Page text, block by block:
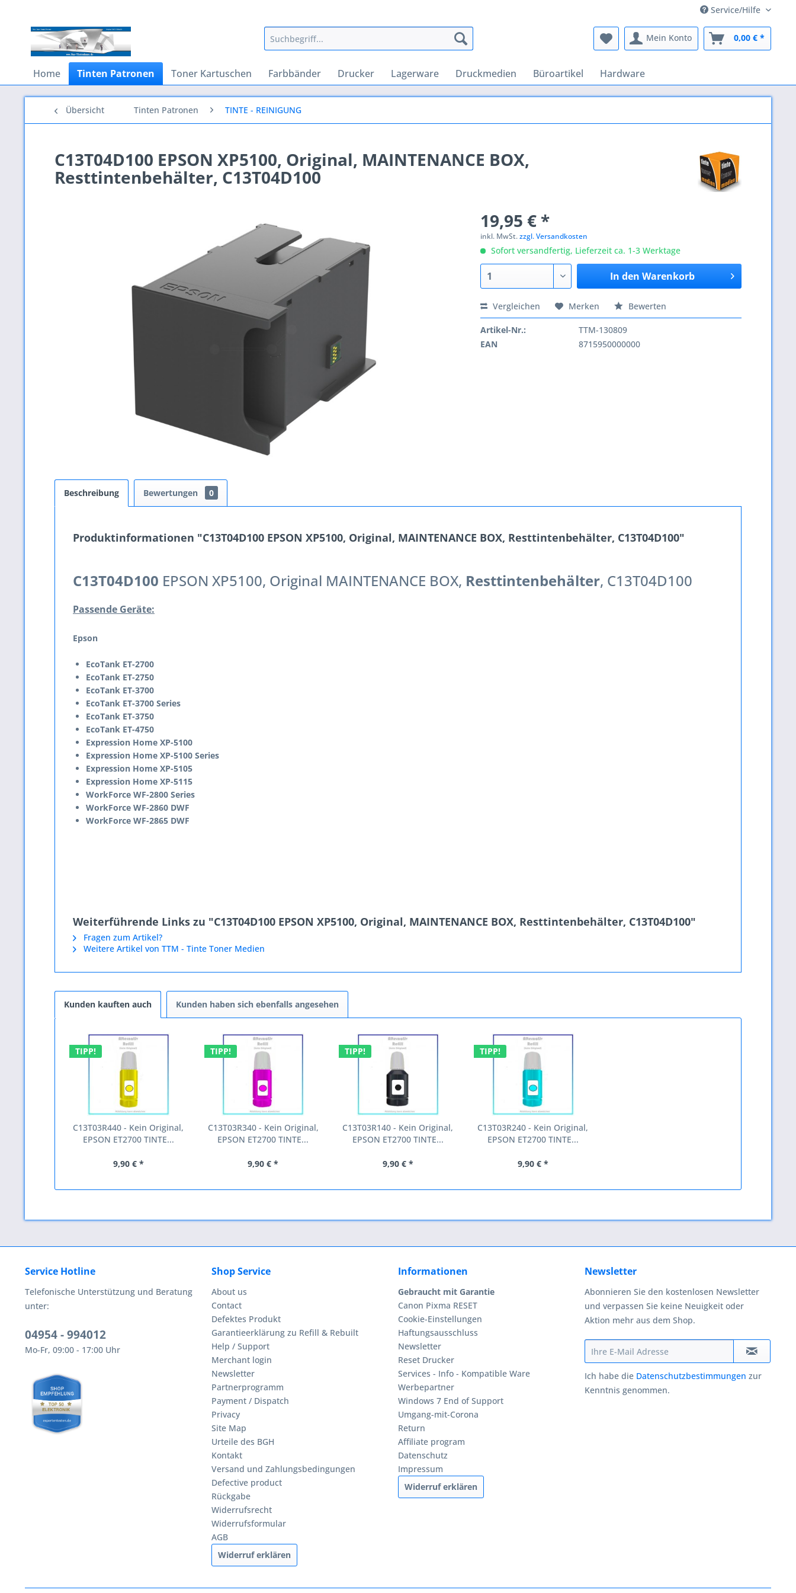
Service/Hilfe
Mein Konto 0,00 € *
Home Tinten Patronen Toner Kartuschen Farbbänder Drucker Lagerware Druckmedien Büroartikel Hardware
Übersicht Tinten Patronen TINTE - REINIGUNG
C13T04D100 EPSON XP5100, Original, MAINTENANCE BOX,
Resttintenbehälter, C13T04D100
19,95 € *
inkl. MwSt.zzgl. Versandkosten
Sofort versandfertig, Lieferzeit ca. 1-3 Werktage
In den Warenkorb
Vergleichen Merken Bewerten
Artikel-Nr.:
TTM-130809
EAN
8715950000000
Beschreibung Bewertungen 0
Produktinformationen "C13T04D100 EPSON XP5100, Original, MAINTENANCE BOX, Resttintenbehälter, C13T04D100"
C13T04D100 EPSON XP5100, Original MAINTENANCE BOX, Resttintenbehälter, C13T04D100
Passende Geräte:
Epson
EcoTank ET-2700
EcoTank ET-2750
EcoTank ET-3700
EcoTank ET-3700 Series
EcoTank ET-3750
EcoTank ET-4750
Expression Home XP-5100
Expression Home XP-5100 Series
Expression Home XP-5105
Expression Home XP-5115
WorkForce WF-2800 Series
WorkForce WF-2860 DWF
WorkForce WF-2865 DWF
Weiterführende Links zu "C13T04D100 EPSON XP5100, Original, MAINTENANCE BOX, Resttintenbehälter, C13T04D100"
Fragen zum Artikel?
Weitere Artikel von TTM - Tinte Toner Medien
Kunden kauften auch Kunden haben sich ebenfalls angesehen
TIPP!
C13T03R440 - Kein Original,
EPSON ET2700 TINTE...
9,90 € *
TIPP!
C13T03R340 - Kein Original,
EPSON ET2700 TINTE...
9,90 € *
TIPP!
C13T03R140 - Kein Original,
EPSON ET2700 TINTE...
9,90 € *
TIPP!
C13T03R240 - Kein Original,
EPSON ET2700 TINTE...
9,90 € *
Service Hotline
Telefonische Unterstützung und Beratung
unter:
04954 - 994012
Mo-Fr, 09:00 - 17:00 Uhr
Shop Service
About us
Contact
Defektes Produkt
Garantieerklärung zu Refill & Rebuilt
Help / Support
Merchant login
Newsletter
Partnerprogramm
Payment / Dispatch
Privacy
Site Map
Urteile des BGH
Kontakt
Versand und Zahlungsbedingungen
Defective product
Rückgabe
Widerrufsrecht
Widerrufsformular
AGB
Widerruf erklären
Informationen
Gebraucht mit Garantie
Canon Pixma RESET
Cookie-Einstellungen
Haftungsausschluss
Newsletter
Reset Drucker
Services - Info - Kompatible Ware
Werbepartner
Windows 7 End of Support
Umgang-mit-Corona
Return
Affiliate program
Datenschutz
Impressum
Widerruf erklären
Newsletter
Abonnieren Sie den kostenlosen Newsletter
und verpassen Sie keine Neuigkeit oder
Aktion mehr aus dem Shop.
Ich habe die Datenschutzbestimmungen zur
Kenntnis genommen.